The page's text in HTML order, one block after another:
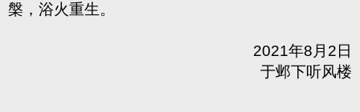
槃，浴火重生。
2021年8 月 2 日
于邺下听风楼